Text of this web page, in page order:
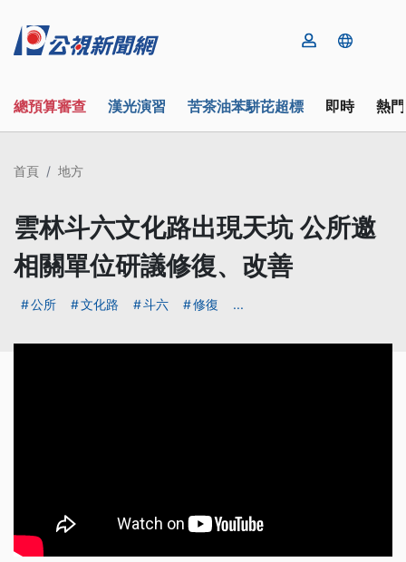
總預算審查 漢光演習 苦茶油苯駢芘超標 即時 熱
首頁 地方
雲林斗六文化路出現天坑 公所邀
相關單位研議修復、改善
公所 文化路 斗六 修復 ...